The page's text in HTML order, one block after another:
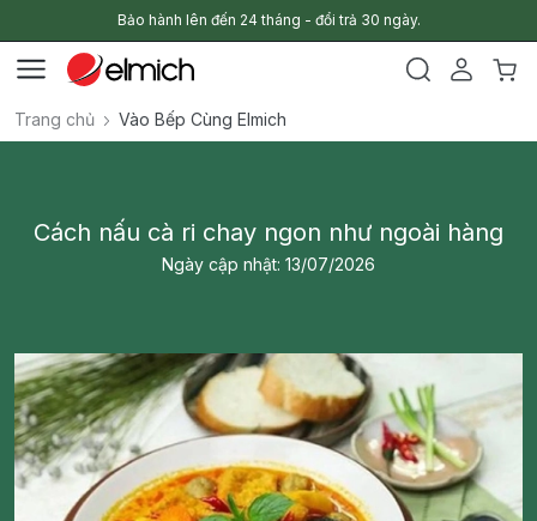
Bảo hành lên đến 24 tháng - đổi trả 30 ngày.
Trang chủ Vào Bếp Cùng Elmich
Cách nấu cà ri chay ngon như ngoài hàng
Ngày cập nhật: 13/07/2026